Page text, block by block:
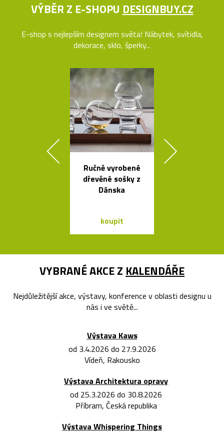
VÝBĚR Z E-SHOPU DESIGNBUY.CZ
E-shop s nejlepším designem světa! Nábytek, svítidla,
dekorace, sklo, šperky...
Ručně vyrobené
dřevěné sošky z
Dánska
koupit
VYBRANÉ AKCE Z KALENDÁŘE
Nejdůležitější akce, výstavy, konference v oblasti designu u
nás i ve světě...
Výstava Kaws
od 3.4.2026 do 27.9.2026
Vídeň, Rakousko
Výstava Architektura opravy
od 25.3.2026 do 30.8.2026
Příbram, Česká republika
Výstava Whispering Things